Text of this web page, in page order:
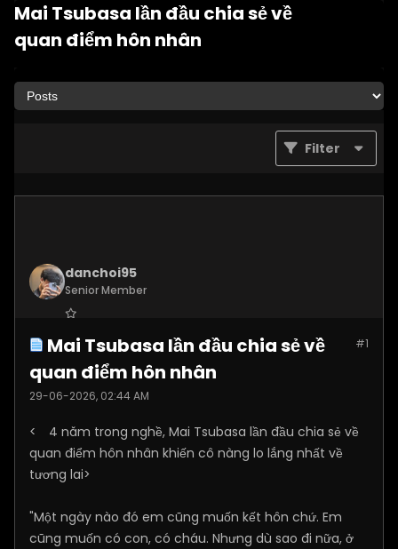
Mai Tsubasa lần đầu chia sẻ về
quan điểm hôn nhân
Filter
danchoi95
Senior Member
Posts:2317 #1
Mai Tsubasa lần đầu chia sẻ về
quan điểm hôn nhân
29-06-2026, 02:44 AM
<
4 năm trong nghề, Mai Tsubasa lần đầu chia sẻ về
quan điểm hôn nhân khiến cô nàng lo lắng nhất về
tương lai>
"Một ngày nào đó em cũng muốn kết hôn chứ. Em
cũng muốn có con, có cháu. Nhưng dù sao đi nữa, ở